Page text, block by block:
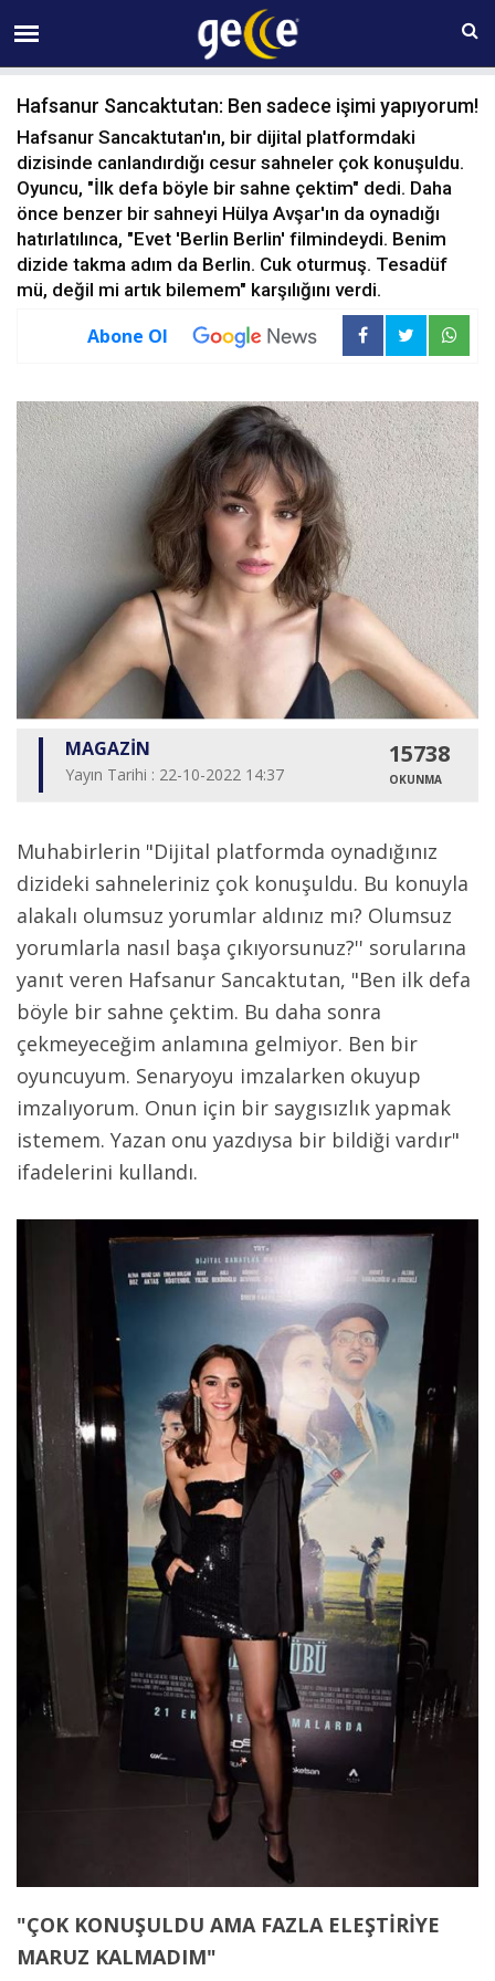
09 AĞUSTOS Pazar 15:34
Hafsanur Sancaktutan: Ben sadece işimi yapıyorum!
Hafsanur Sancaktutan'ın, bir dijital platformdaki
dizisinde canlandırdığı cesur sahneler çok konuşuldu.
Oyuncu, "İlk defa böyle bir sahne çektim" dedi. Daha
önce benzer bir sahneyi Hülya Avşar'ın da oynadığı
hatırlatılınca, "Evet 'Berlin Berlin' filmindeydi. Benim
dizide takma adım da Berlin. Cuk oturmuş. Tesadüf
mü, değil mi artık bilemem" karşılığını verdi.
Abone Ol
MAGAZİN
Yayın Tarihi : 22-10-2022 14:37
15738
OKUNMA
Muhabirlerin "Dijital platformda oynadığınız
dizideki sahneleriniz çok konuşuldu. Bu konuyla
alakalı olumsuz yorumlar aldınız mı? Olumsuz
yorumlarla nasıl başa çıkıyorsunuz?'' sorularına
yanıt veren Hafsanur Sancaktutan, "Ben ilk defa
böyle bir sahne çektim. Bu daha sonra
çekmeyeceğim anlamına gelmiyor. Ben bir
oyuncuyum. Senaryoyu imzalarken okuyup
imzalıyorum. Onun için bir saygısızlık yapmak
istemem. Yazan onu yazdıysa bir bildiği vardır"
ifadelerini kullandı.
"ÇOK KONUŞULDU AMA FAZLA ELEŞTİRİYE
MARUZ KALMADIM"